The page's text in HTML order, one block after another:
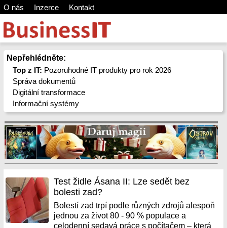
O nás Inzerce Kontakt
Nepřehlédněte:
Top z IT: Pozoruhodné IT produkty pro rok 2026
Správa dokumentů
Digitální transformace
Informační systémy
Test židle Ásana II: Lze sedět bez
bolesti zad?
Bolestí zad trpí podle různých zdrojů alespoň
jednou za život 80 - 90 % populace a
celodenní sedavá práce s počítačem – která